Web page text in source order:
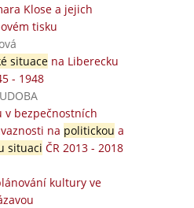
Klose a jejich
tisku
situacena Liberecku
- 1948
v bezpečnostních
na politickou a
situaci ČR 2013 - 2018
kultury ve